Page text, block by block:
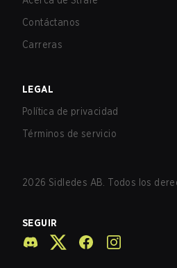
Contáctanos
Carreras
LEGAL
Política de privacidad
Términos de servicio
2026 Sidledes AB. Todos los
SEGUIR